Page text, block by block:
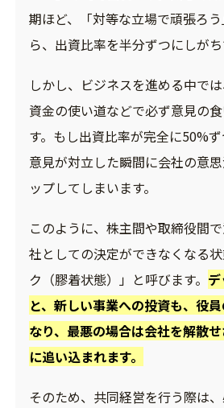
期ほど、「対等な立場で頑張ろ
ら、出資比率を半分ずつにしがち
しかし、ビジネスを進める中で
資金の使い道などで必ず意見の
す。もし出資比率が完全に50%ず
意見が対立した瞬間に会社の意
ップしてしまいます。
このように、株主間や取締役間
社としての決定ができなくなる
ク（膠着状態）」と呼びます。
と、新しい事業への投資も、役
なり、最悪の場合は会社を解散
に追い込まれます。
そのため、共同経営を行う際は